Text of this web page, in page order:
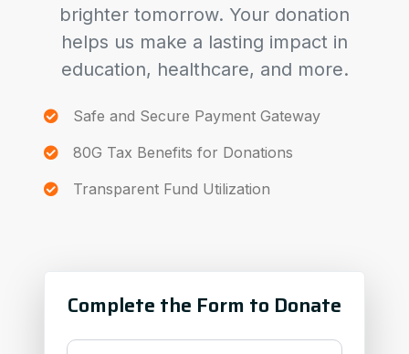
brighter tomorrow. Your donation
helps us make a lasting impact in
education, healthcare, and more.
Safe and Secure Payment Gateway
80G Tax Benefits for Donations
Transparent Fund Utilization
Complete the Form to Donate